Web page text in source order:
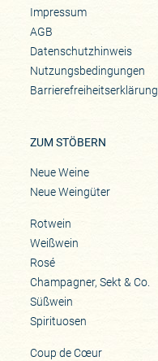
Impressum
AGB
Datenschutzhinweis
Nutzungsbedingungen
Barrierefreiheitserklärung
ZUM STÖBERN
Neue Weine
Neue Weingüter
Rotwein
Weißwein
Rosé
Champagner, Sekt & Co.
Süßwein
Spirituosen
Coup de Cœur